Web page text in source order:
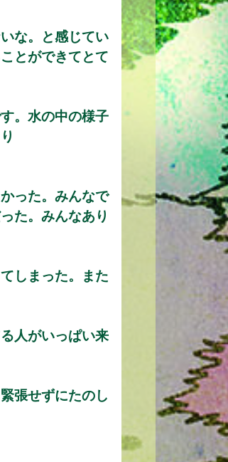
な。と感じてい
とができてとて
。水の中の様子
った。みんなで
た。みんなあり
しまった。また
人がいっぱい来
張せずにたのし